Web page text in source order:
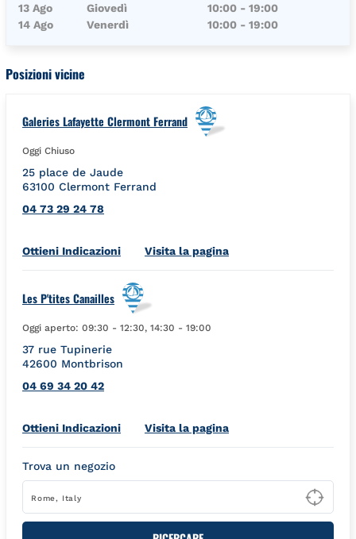
13 Ago
Giovedì 10:00 - 19:00
14 Ago
Venerdì 10:00 - 19:00
Posizioni vicine
Galeries Lafayette Clermont Ferrand
Oggi Chiuso
25 place de Jaude
63100 Clermont Ferrand
04 73 29 24 78
Ottieni IndicazioniLink Opens in New Tab
Visita la pagina
Les P'tites Canailles
Oggi aperto: 09:30 - 12:30, 14:30 - 19:00
37 rue Tupinerie
42600 Montbrison
04 69 34 20 42
Ottieni IndicazioniLink Opens in New Tab
Visita la pagina
Trova un negozio